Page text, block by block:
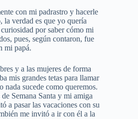
con mi padrastro y hacerle
la verdad es que yo quería
por saber cómo mi
pues, según contaron, fue
mi papá.
y a las mujeres de forma
mis grandes tetas para llamar
nada sucede como queremos.
Semana Santa y mi amiga
a pasar las vacaciones con su
me invitó a ir con él a la